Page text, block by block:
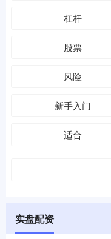
杠杆
股票
风险
新手入门
适合
实盘配资